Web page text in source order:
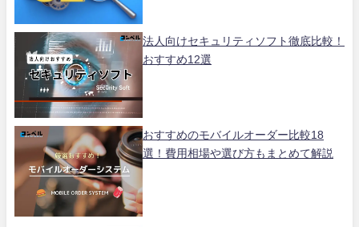
法人向けセキュリティソフト徹底比較！
おすすめ12選
おすすめのモバイルオーダー比較18
選！費用相場や選び方もまとめて解説